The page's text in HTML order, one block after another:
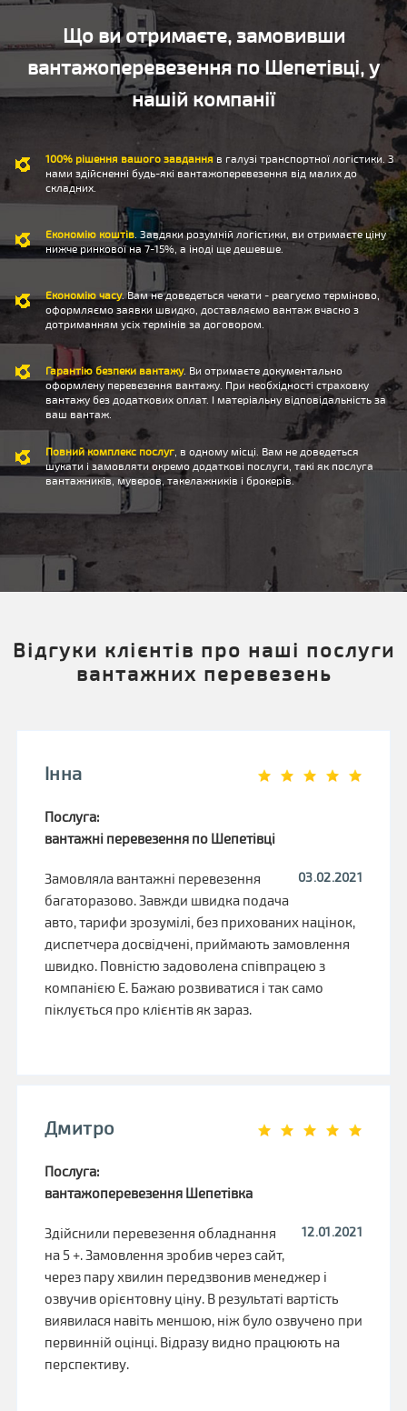
Що ви отримаєте, замовивши
вантажоперевезення по Шепетівці, у
нашій компанії
100% рішення вашого завданняв галузі транспортної логістики. З
нами здійсненні будь-які вантажоперевезення від малих до
складних.
Економію коштів . Завдяки розумній логістики, ви отримаєте ціну
нижче ринкової на 7-15%, а іноді ще дешевше.
Економію часу. Вам не доведеться чекати - реагуємо терміново,
оформляємо заявки швидко, доставляємо вантаж вчасно з
дотриманням усіх термінів за договором.
Гарантію безпеки вантажу. Ви отримаєте документально
оформлену перевезення вантажу. При необхідності страховку
вантажу без додаткових оплат. І матеріальну відповідальність за
ваш вантаж.
Повний комплекс послуг , в одному місці. Вам не доведеться
шукати і замовляти окремо додаткові послуги, такі як послуга
вантажників, муверов, такелажників і брокерів.
Відгуки клієнтів про наші послуги
вантажних перевезень
Інна
Послуга:
вантажні перевезення по Шепетівці
03.02.2021
Замовляла вантажні перевезення
багаторазово. Завжди швидка подача
авто, тарифи зрозумілі, без прихованих націнок,
диспетчера досвідчені, приймають замовлення
швидко. Повністю задоволена співпрацею з
компанією Е. Бажаю розвиватися і так само
піклується про клієнтів як зараз.
Дмитро
Послуга:
вантажоперевезення Шепетівка
12.01.2021
Здійснили перевезення обладнання
на 5 +. Замовлення зробив через сайт,
через пару хвилин передзвонив менеджер і
озвучив орієнтовну ціну. В результаті вартість
виявилася навіть меншою, ніж було озвучено при
первинній оцінці. Відразу видно працюють на
перспективу.